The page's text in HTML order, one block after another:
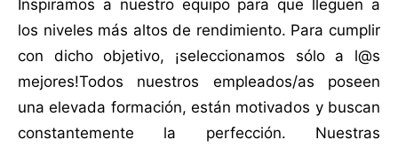
Inspiramos a nuestro equipo para que lleguen a
los niveles más altos de rendimiento. Para cumplir
con dicho objetivo, ¡seleccionamos sólo a l@s
mejores!Todos nuestros empleados/as poseen
una elevada formación, están motivados y buscan
constantemente la perfección. Nuestras